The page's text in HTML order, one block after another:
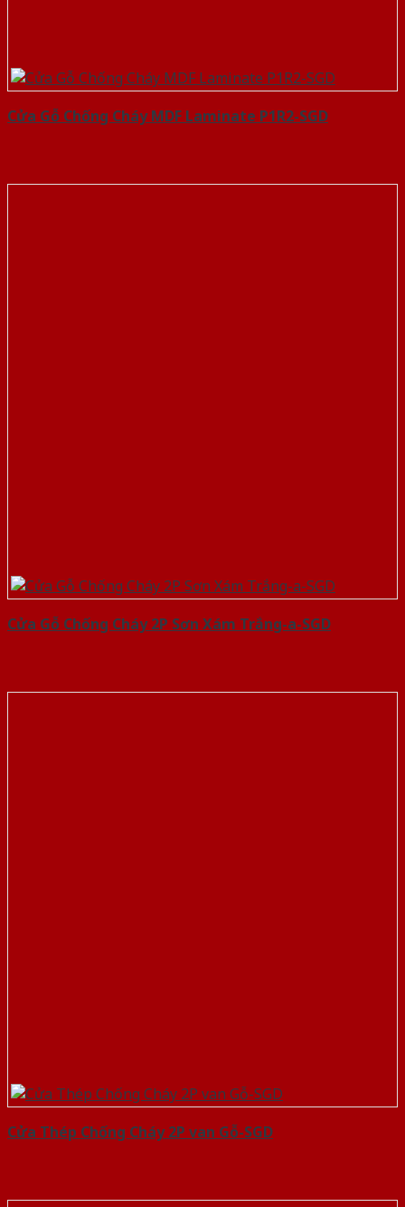
Cửa Gỗ Chống Cháy MDF Laminate P1R2-SGD
Cửa Gỗ Chống Cháy 2P Sơn Xám Trắng-a-SGD
Cửa Thép Chống Cháy 2P van Gỗ-SGD